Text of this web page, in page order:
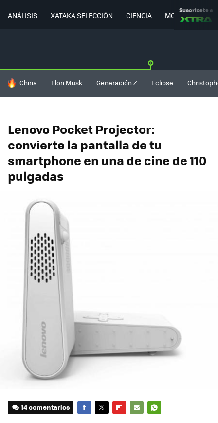
ANÁLISIS XATAKA SELECCIÓN CIENCIA MOVILIDAD
Suscríbete a
HOY SE HABLA DE
China Elon Musk Generación Z Eclipse
Lenovo Pocket Projector:
convierte la pantalla de tu
smartphone en una de cine de 110
pulgadas
14 comentarios